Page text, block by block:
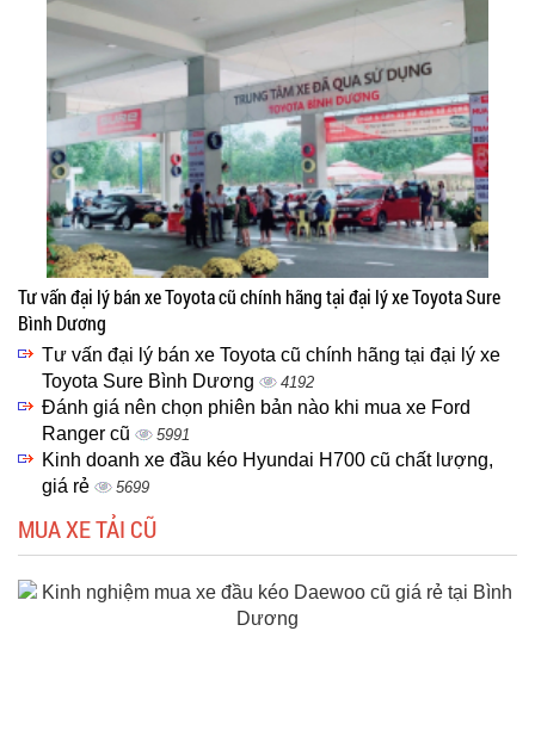
Tư vấn đại lý bán xe Toyota cũ chính hãng tại đại lý xe Toyota Sure
Bình Dương
Tư vấn đại lý bán xe Toyota cũ chính hãng tại đại lý xe
Toyota Sure Bình Dương
4192
Đánh giá nên chọn phiên bản nào khi mua xe Ford
Ranger cũ
5991
Kinh doanh xe đầu kéo Hyundai H700 cũ chất lượng,
giá rẻ
5699
MUA XE TẢI CŨ